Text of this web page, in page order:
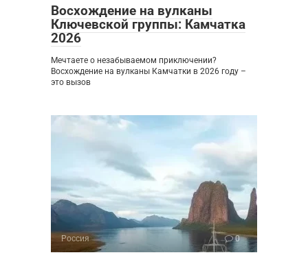
Восхождение на вулканы
Ключевской группы: Камчатка
2026
Мечтаете о незабываемом приключении?
Восхождение на вулканы Камчатки в 2026 году –
это вызов
Россия 0